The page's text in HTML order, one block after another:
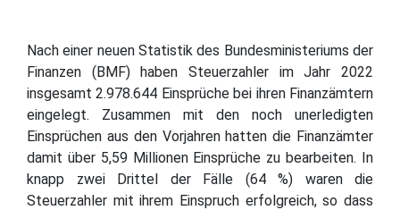
Nach einer neuen Statistik des Bundesministeriums der
Finanzen (BMF) haben Steuerzahler im Jahr 2022
insgesamt 2.978.644 Einsprüche bei ihren Finanzämtern
eingelegt. Zusammen mit den noch unerledigten
Einsprüchen aus den Vorjahren hatten die Finanzämter
damit über 5,59 Millionen Einsprüche zu bearbeiten. In
knapp zwei Drittel der Fälle (64 %) waren die
Steuerzahler mit ihrem Einspruch erfolgreich, so dass